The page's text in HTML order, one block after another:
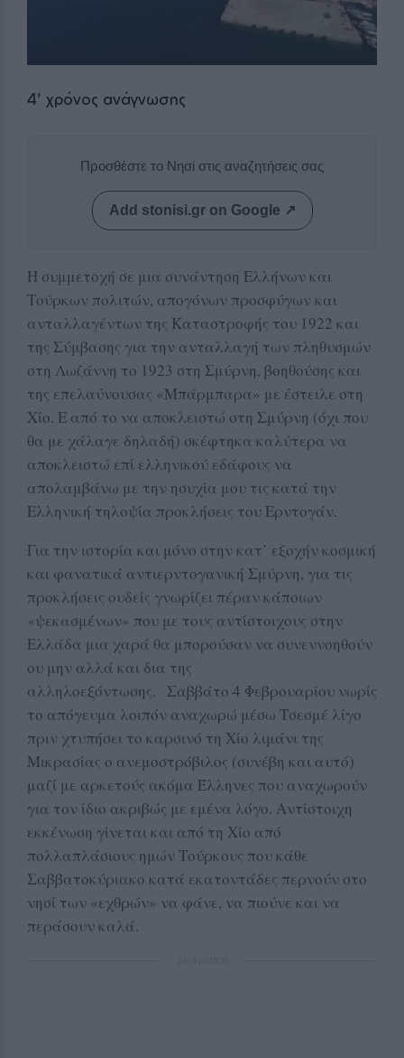
4' χρόνος ανάγνωσης
Προσθέστε το Νησί στις αναζητήσεις σας
Add stonisi.gr on Google ↗
Η συμμετοχή σε μια συνάντηση Ελλήνων και
Τούρκων πολιτών, απογόνων προσφύγων και
ανταλλαγέντων της Καταστροφής του 1922 και
της Σύμβασης για την ανταλλαγή των πληθυσμών
στη Λωζάννη το 1923 στη Σμύρνη, βοηθούσης και
της επελαύνουσας «Μπάρμπαρα» με έστειλε στη
Χίο. Ε από το να αποκλειστώ στη Σμύρνη (όχι που
θα με χάλαγε δηλαδή) σκέφτηκα καλύτερα να
αποκλειστώ επί ελληνικού εδάφους να
απολαμβάνω με την ησυχία μου τις κατά την
Ελληνική τηλοψία προκλήσεις του Ερντογάν.
Για την ιστορία και μόνο στην κατ’ εξοχήν κοσμική
και φανατικά αντιερντογανική Σμύρνη, για τις
προκλήσεις ουδείς γνωρίζει πέραν κάποιων
«ψεκασμένων» που με τους αντίστοιχους στην
Ελλάδα μια χαρά θα μπορούσαν να συνεννοηθούν
ου μην αλλά και δια της
αλληλοεξόντωσης. Σαββάτο 4 Φεβρουαρίου νωρίς
το απόγευμα λοιπόν αναχωρώ μέσω Τσεσμέ λίγο
πριν χτυπήσει το καρσινό τη Χίο λιμάνι της
Μικρασίας ο ανεμοστρόβιλος (συνέβη και αυτό)
μαζί με αρκετούς ακόμα Έλληνες που αναχωρούν
για τον ίδιο ακριβώς με εμένα λόγο. Αντίστοιχη
εκκένωση γίνεται και από τη Χίο από
πολλαπλάσιους ημών Τούρκους που κάθε
Σαββατοκύριακο κατά εκατοντάδες περνούν στο
νησί των «εχθρών» να φάνε, να πιούνε και να
περάσουν καλά.